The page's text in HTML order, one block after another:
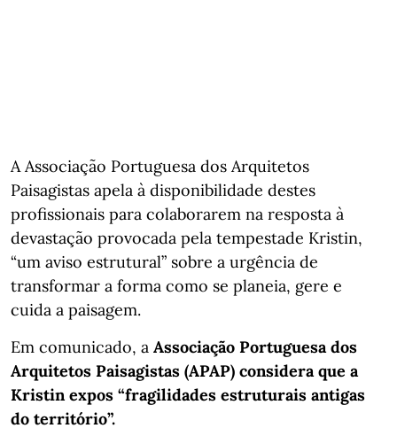
A Associação Portuguesa dos Arquitetos
Paisagistas apela à disponibilidade destes
profissionais para colaborarem na resposta à
devastação provocada pela tempestade Kristin,
“um aviso estrutural” sobre a urgência de
transformar a forma como se planeia, gere e
cuida a paisagem.
Em comunicado, a Associação Portuguesa dos
Arquitetos Paisagistas (APAP) considera que a
Kristin expos “fragilidades estruturais antigas
do território”.